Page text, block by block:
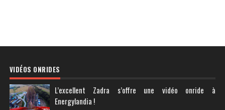
VIDÉOS ONRIDES
L’excellent Zadra s’offre une vidéo onride à
Energylandia !